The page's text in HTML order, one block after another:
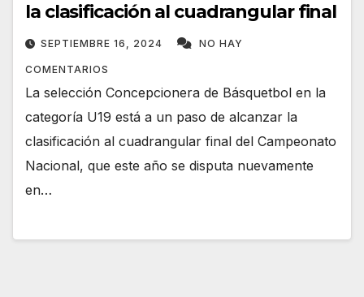
la clasificación al cuadrangular final
SEPTIEMBRE 16, 2024 NO HAY
COMENTARIOS
La selección Concepcionera de Básquetbol en la
categoría U19 está a un paso de alcanzar la
clasificación al cuadrangular final del Campeonato
Nacional, que este año se disputa nuevamente
en…